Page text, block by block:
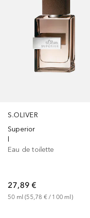
S.OLIVER
Superior
l
Eau de toilette
27,89 €
50 ml (55,78 € / 100 ml )